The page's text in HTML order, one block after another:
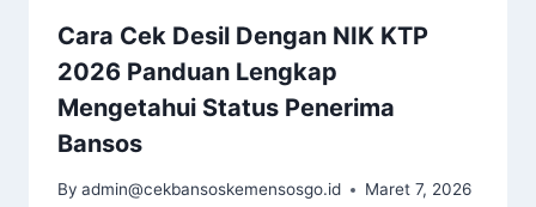
Cara Cek Desil Dengan NIK KTP
2026 Panduan Lengkap
Mengetahui Status Penerima
Bansos
By admin@cekbansoskemensosgo.id Maret 7, 2026